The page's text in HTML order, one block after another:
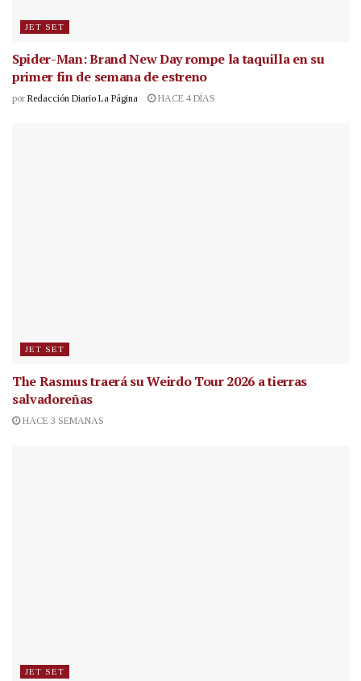
JET SET
Spider-Man: Brand New Day rompe la taquilla en su
primer fin de semana de estreno
por Redacción Diario La Página HACE 4 DÍAS
JET SET
The Rasmus traerá su Weirdo Tour 2026 a tierras
salvadoreñas
HACE 3 SEMANAS
JET SET